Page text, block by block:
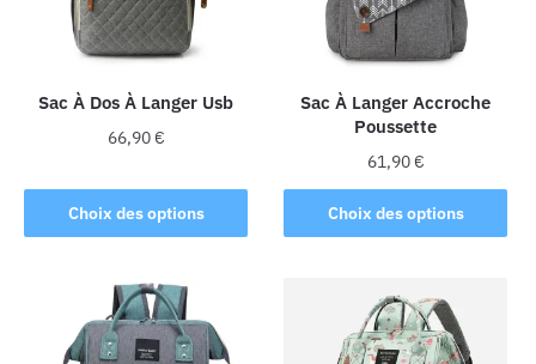
être
choisies
la
page
produit
Sac À Dos À Langer Usb
66,90€
Choix des options
produit
a
variations.
Les
options
Sac À Langer Accroche
Poussette
61,90€
Choix des options
Ce
produit
plusieurs
variations.
Les